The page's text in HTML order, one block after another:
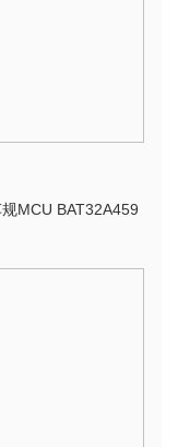
MCU BAT32A459